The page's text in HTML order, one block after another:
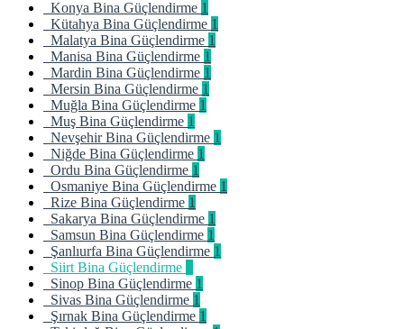
Konya Bina Güçlendirme 1
Kütahya Bina Güçlendirme 1
Malatya Bina Güçlendirme 1
Manisa Bina Güçlendirme 1
Mardin Bina Güçlendirme 1
Mersin Bina Güçlendirme 1
Muğla Bina Güçlendirme 1
Muş Bina Güçlendirme 1
Nevşehir Bina Güçlendirme 1
Niğde Bina Güçlendirme 1
Ordu Bina Güçlendirme 1
Osmaniye Bina Güçlendirme 1
Rize Bina Güçlendirme 1
Sakarya Bina Güçlendirme 1
Samsun Bina Güçlendirme 1
Şanlıurfa Bina Güçlendirme 1
Siirt Bina Güçlendirme
Sinop Bina Güçlendirme 1
Sivas Bina Güçlendirme 1
Şırnak Bina Güçlendirme 1